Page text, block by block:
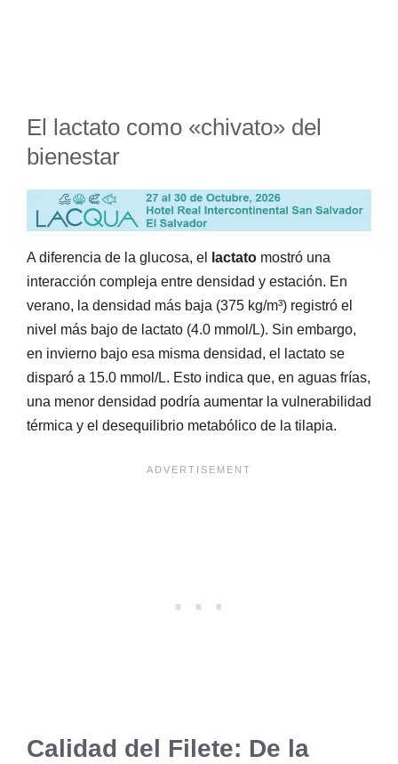
El lactato como «chivato» del
bienestar
A diferencia de la glucosa, el lactato mostró una
interacción compleja entre densidad y estación. En
verano, la densidad más baja (375 kg/m³) registró el
nivel más bajo de lactato (4.0 mmol/L). Sin embargo,
en invierno bajo esa misma densidad, el lactato se
disparó a 15.0 mmol/L. Esto indica que, en aguas frías,
una menor densidad podría aumentar la vulnerabilidad
térmica y el desequilibrio metabólico de la tilapia.
Calidad del Filete: De la